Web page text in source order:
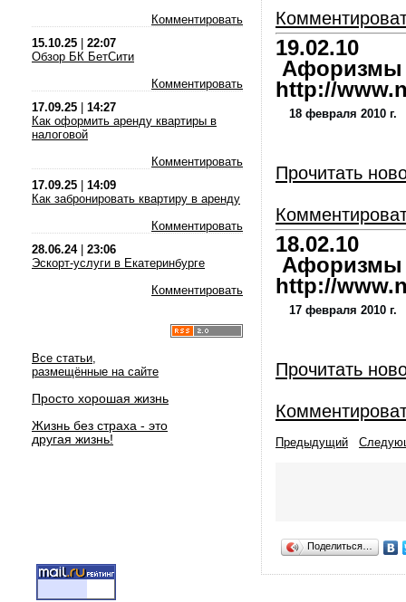
Комментировать
15.10.25
22:07
Обзор БК БетСити
Комментировать
17.09.25
14:27
Как оформить аренду квартиры в
налоговой
Комментировать
17.09.25
14:09
Как забронировать квартиру в аренду
Комментировать
28.06.24| 23:06
Эскорт-услуги в Екатеринбурге
Комментировать
Все статьи,
размещённые на сайте
Просто хорошая жизнь
Жизнь без страха - это
другая жизнь!
19.02.10
Афоризмы
http://
18 февраля 2010 г.
Прочитать
18.02.10
Афоризмы
http://
17 февраля 2010 г.
Прочитать
Предыдущий
Поделиться…